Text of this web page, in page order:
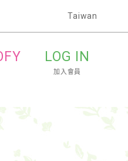
Taiwan
LOG IN
加入會員